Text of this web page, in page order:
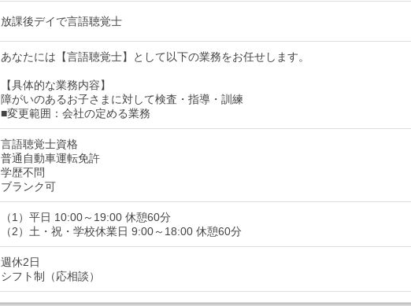
放課後デイで言語聴覚士
あなたには【言語聴覚士】として以下の業務をお任せします。
【具体的な業務内容】
障がいのあるお子さまに対して検査・指導・訓練
■変更範囲：会社の定める業務
言語聴覚士資格
普通自動車運転免許
学歴不問
ブランク可
（1）平日 10:00～19:00 休憩60分
（2）土・祝・学校休業日 9:00～18:00 休憩60分
週休2日
シフト制（応相談）